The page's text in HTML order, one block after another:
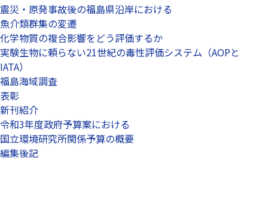
震災・原発事故後の福島県沿岸における
魚介類群集の変遷
化学物質の複合影響をどう評価するか
実験生物に頼らない21世紀の毒性評価システム（AOPと
IATA）
福島海域調査
表彰
新刊紹介
令和3年度政府予算案における
国立環境研究所関係予算の概要
編集後記